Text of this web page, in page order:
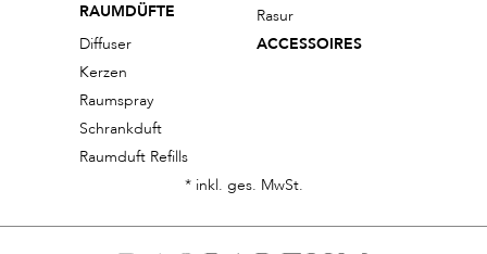
RAUMDÜFTE
Diffuser
Kerzen
Raumspray
Schrankduft
Raumduft Refills
Rasur
ACCESSOIRES
* inkl. ges. MwSt.